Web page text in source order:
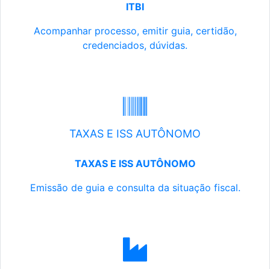
ITBI
Acompanhar processo, emitir guia, certidão,
credenciados, dúvidas.
TAXAS E ISS AUTÔNOMO
TAXAS E ISS AUTÔNOMO
Emissão de guia e consulta da situação fiscal.